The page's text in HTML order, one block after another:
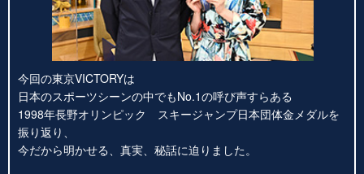
今回の東京VICTORYは
日本のスポーツシーンの中でもNo.1の呼び声すらある
1998年長野オリンピック スキージャンプ日本団体金メダルを
振り返り、
今だから明かせる、真実、秘話に迫りました。